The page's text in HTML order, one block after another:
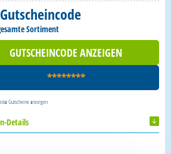
Sortiment
GUTSCHEINCODE ANZEIGEN
********
Gutscheineanzeigen
Details